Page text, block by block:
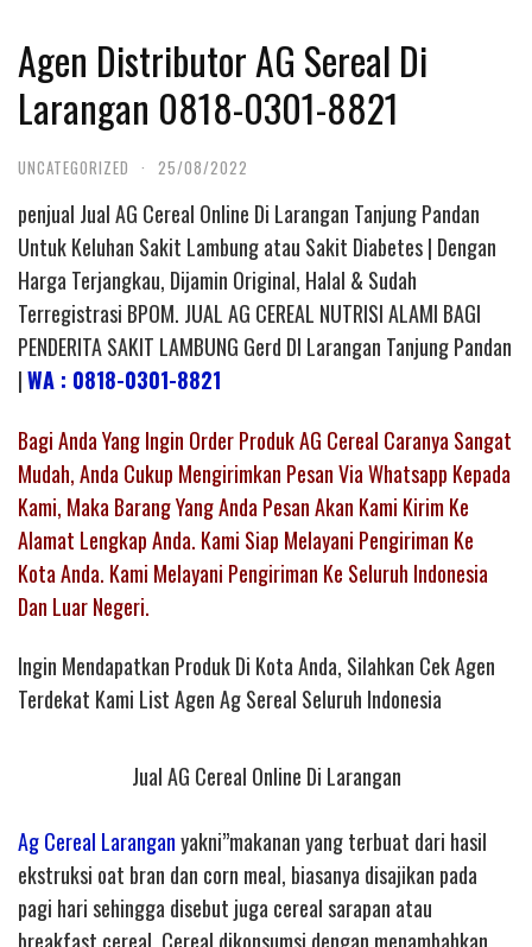
Agen Distributor AG Sereal Di
Larangan 0818-0301-8821
UNCATEGORIZED · 25/08/2022
penjual Jual AG Cereal Online Di Larangan Tanjung Pandan
Untuk Keluhan Sakit Lambung atau Sakit Diabetes | Dengan
Harga Terjangkau, Dijamin Original, Halal & Sudah
Terregistrasi BPOM. JUAL AG CEREAL NUTRISI ALAMI BAGI
PENDERITA SAKIT LAMBUNG Gerd DI Larangan Tanjung Pandan
|WA : 0818-0301-8821
Bagi Anda Yang Ingin Order Produk AG Cereal Caranya Sangat
Mudah, Anda Cukup Mengirimkan Pesan Via Whatsapp Kepada
Kami, Maka Barang Yang Anda Pesan Akan Kami Kirim Ke
Alamat Lengkap Anda. Kami Siap Melayani Pengiriman Ke
Kota Anda. Kami Melayani Pengiriman Ke Seluruh Indonesia
Dan Luar Negeri.
Ingin Mendapatkan Produk Di Kota Anda, Silahkan Cek Agen
Terdekat Kami List Agen Ag Sereal Seluruh Indonesia
Jual AG Cereal Online Di Larangan
Ag Cereal Laranganyakni”makanan yang terbuat dari hasil
ekstruksi oat bran dan corn meal, biasanya disajikan pada
pagi hari sehingga disebut juga cereal sarapan atau